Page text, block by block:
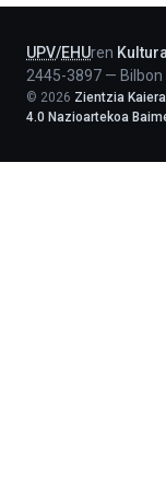
UPV/EHUren
2445-3897 —
© 2026 Zientzia Kaiera
4.0 Nazioartekoa